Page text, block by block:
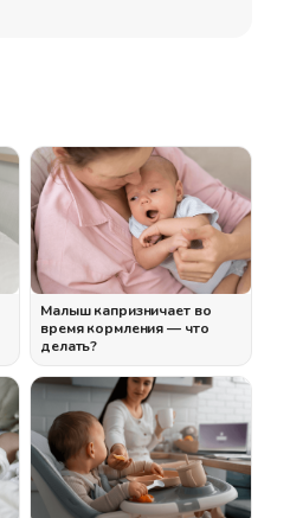
Малыш капризничает во
время кормления — что
делать?